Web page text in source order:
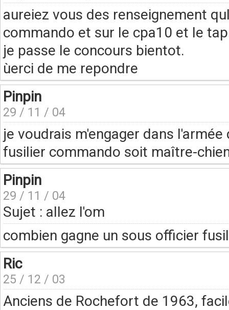
aureiez vous des renseignement
commando et sur le cpa10 et le
je passe le concours bientot.
ùerci de me repondre
Pinpin
29 / 11 / 04
je voudrais m'engager dans
fusilier commando soit maître-
Pinpin
29 / 11 / 04
Sujet : allez l'om
combien gagne un sous officier
Ric
25 / 12 / 03
Anciens de Rochefort de 1963,